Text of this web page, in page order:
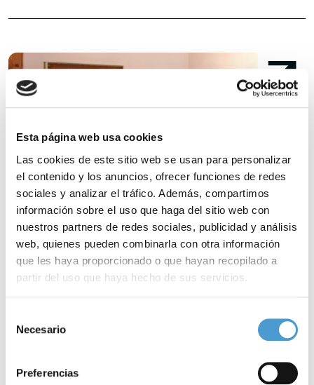
Esta página web usa cookies
Las cookies de este sitio web se usan para personalizar
el contenido y los anuncios, ofrecer funciones de redes
sociales y analizar el tráfico. Además, compartimos
información sobre el uso que haga del sitio web con
nuestros partners de redes sociales, publicidad y análisis
web, quienes pueden combinarla con otra información
que les haya proporcionado o que hayan recopilado a
partir del uso que haya hecho de sus servicios.
de cookies
Necesario
Preferencias